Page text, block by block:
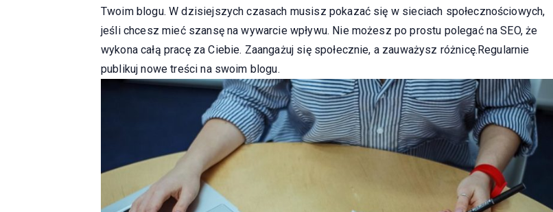
Twoim blogu. W dzisiejszych czasach musisz pokazać się w sieciach społecznościowych,
jeśli chcesz mieć szansę na wywarcie wpływu. Nie możesz po prostu polegać na SEO, że
wykona całą pracę za Ciebie. Zaangażuj się społecznie, a zauważysz różnicę.Regularnie
publikuj nowe treści na swoim blogu.